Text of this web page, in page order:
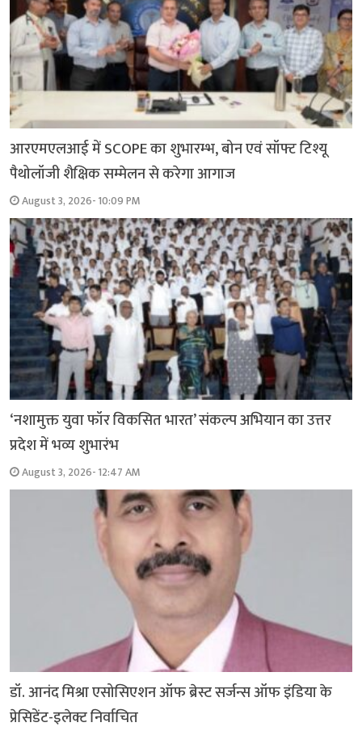
आरएमएलआई में SCOPE का शुभारम्भ, बोन एवं सॉफ्ट टिश्यू
पैथोलॉजी शैक्षिक सम्मेलन से करेगा आगाज
August 3, 2026- 10:09 PM
‘नशामुक्त युवा फॉर विकसित भारत’ संकल्प अभियान का उत्तर
प्रदेश में भव्य शुभारंभ
August 3, 2026- 12:47 AM
डॉ. आनंद मिश्रा एसोसिएशन ऑफ ब्रेस्ट सर्जन्स ऑफ इंडिया के
प्रेसिडेंट-इलेक्ट निर्वाचित